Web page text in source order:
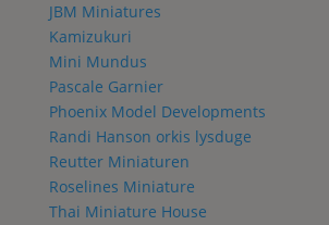
JBM Miniatures
Kamizukuri
Mini Mundus
Pascale Garnier
Phoenix Model Developments
Randi Hanson orkis lysduge
Reutter Miniaturen
Roselines Miniature
Thai Miniature House